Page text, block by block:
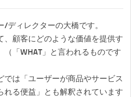
ディレクターの大橋です。
、顧客にどのような価値を提供す
（「WHAT」と言われるものです
では「ユーザーが商品やサービス
れる便益」とも解釈されています